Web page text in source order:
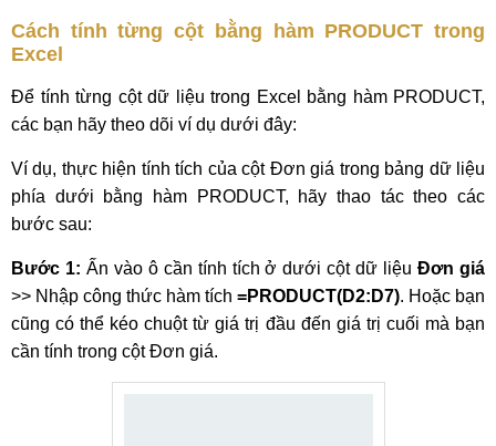
Cách tính từng cột bằng hàm PRODUCT trong
Excel
Để tính từng cột dữ liệu trong Excel bằng hàm PRODUCT,
các bạn hãy theo dõi ví dụ dưới đây:
Ví dụ, thực hiện tính tích của cột Đơn giá trong bảng dữ liệu
phía dưới bằng hàm PRODUCT, hãy thao tác theo các
bước sau:
Bước 1: Ấn vào ô cần tính tích ở dưới cột dữ liệuĐơn giá
>> Nhập công thức hàm tích =PRODUCT(D2:D7). Hoặc bạn
cũng có thể kéo chuột từ giá trị đầu đến giá trị cuối mà bạn
cần tính trong cột Đơn giá.